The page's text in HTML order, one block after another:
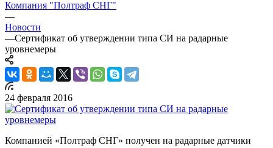
Компания "Полтраф СНГ"
—
Новости
—Сертификат об утверждении типа СИ на радарные
уровнемеры
24 февраля 2016
Компанией «Полтраф СНГ» получен на радарные датчики